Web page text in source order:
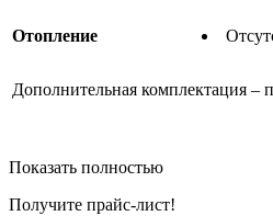
Отопление
Дополнительная комплектация –
Показать полностью
Получите прайс-лист!